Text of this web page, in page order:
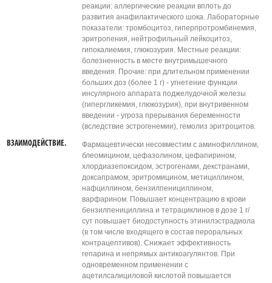
реакции: аллергические реакции вплоть до
развития анафилактического шока. Лабораторные
показатели: тромбоцитоз, гиперпротромбинемия,
эритропения, нейтрофильный лейкоцитоз,
гипокалиемия, глюкозурия. Местные реакции:
болезненность в месте внутримышечного
введения. Прочие: при длительном применении
больших доз (более 1 г) - угнетение функции
инсулярного аппарата поджелудочной железы
(гипергликемия, глюкозурия), при внутривенном
введении - угроза прерывания беременности
(вследствие эстрогенемии), гемолиз эритроцитов.
ВЗАИМОДЕЙСТВИЕ.
Фармацевтически несовместим с аминофиллином,
блеомицином, цефазолином, цефапирином,
хлордиазепоксидом, эстрогенами, декстранами,
доксапрамом, эритромицином, метициллином,
нафциллином, бензилпенициллином,
варфарином. Повышает концентрацию в крови
бензилпенициллина и тетрациклинов в дозе 1 г/
сут повышает биодоступность этинилэстрадиола
(в том числе входящего в состав пероральных
контрацептивов). Снижает эффективность
гепарина и непрямых антикоагулянтов. При
одновременном применении с
ацетилсалициловой кислотой повышается